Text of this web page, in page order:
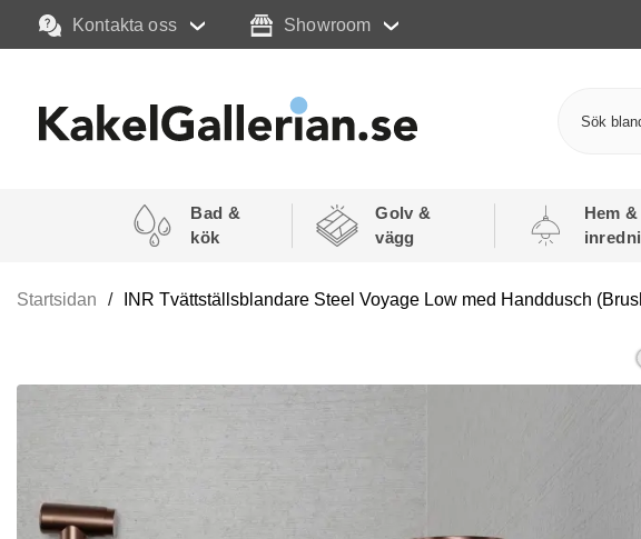
Kontakta oss Showroom
Bad &
kök
Golv &
vägg
Hem &
Startsidan INR Tvättställsblandare Steel Voyage Low med Handdusch